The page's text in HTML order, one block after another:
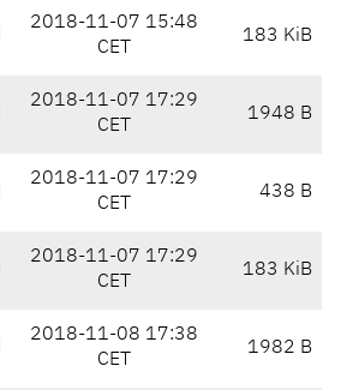
2018-11-07 15:48
CET
183 KiB
2018-11-07 17:29
CET
1948 B
2018-11-07 17:29
CET
438 B
2018-11-07 17:29
CET
183 KiB
2018-11-08 17:38
CET
1982 B